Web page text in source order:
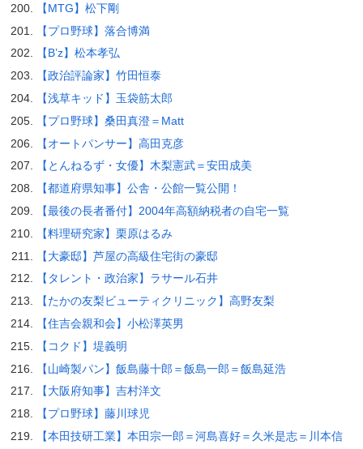
【MTG】松下剛
【プロ野球】落合博満
【B’z】松本孝弘
【政治評論家】竹田恒泰
【浅草キッド】玉袋筋太郎
【プロ野球】桑田真澄＝Matt
【オートパンサー】高田克彦
【とんねるず・女優】木梨憲武＝安田成美
【都道府県知事】公舎・公館一覧公開！
【最後の長者番付】2004年高額納税者の自宅一覧
【料理研究家】栗原はるみ
【大豪邸】芦屋の高級住宅街の豪邸
【タレント・政治家】ラサール石井
【たかの友梨ビューティクリニック】高野友梨
【住吉会親和会】小松澤英男
【コクド】堤義明
【山崎製パン】飯島藤十郎＝飯島一郎＝飯島延浩
【大阪府知事】吉村洋文
【プロ野球】藤川球児
【本田技研工業】本田宗一郎＝河島喜好＝久米是志＝川本信